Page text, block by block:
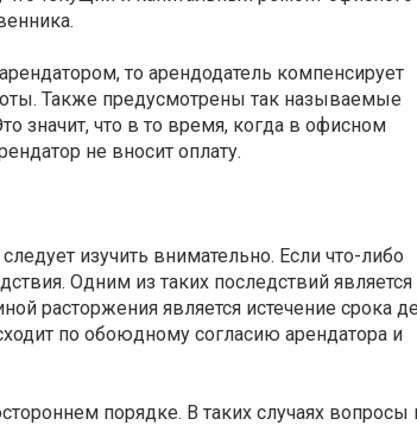
то арендодатель компенсирует
Также предусмотрены так называемые
значит, что в то время, когда в офисном
не вносит оплату.
изучить внимательно. Если что-либо
Одним из таких последствий является
расторжения является истечение срока
по обоюдному согласию арендатора и
порядке. В таких случаях вопросы